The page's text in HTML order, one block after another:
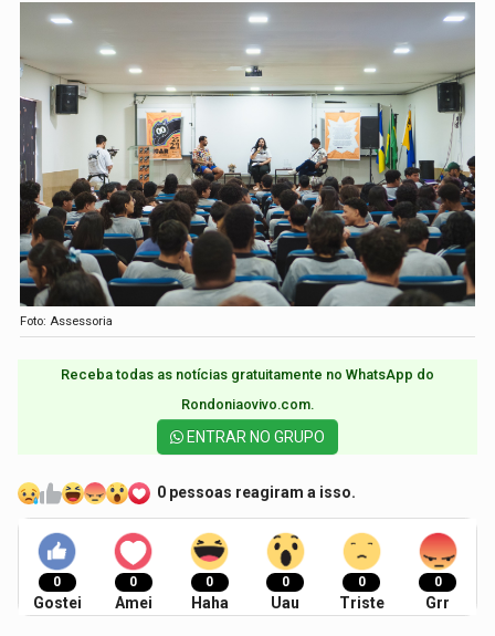
Foto: Assessoria
Receba todas as notícias gratuitamente no WhatsApp do
Rondoniaovivo.com.​
ENTRAR NO GRUPO
0 pessoas reagiram a isso.
0
Gostei
0
Amei
0
Haha
0
Uau
0
Triste
0
Grr